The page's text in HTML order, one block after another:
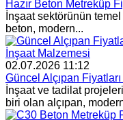
Hazır Beton Metreküp
İnşaat sektörünün
beton, modern...
İnşaat Malzemesi
02.07.2026 11:12
Güncel Alçıpan
İnşaat ve tadilat
biri olan alçıpan,